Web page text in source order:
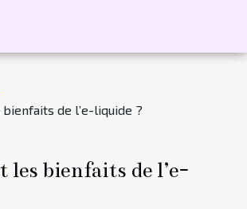
de l’e-liquide ?
les bienfaits de l’e-